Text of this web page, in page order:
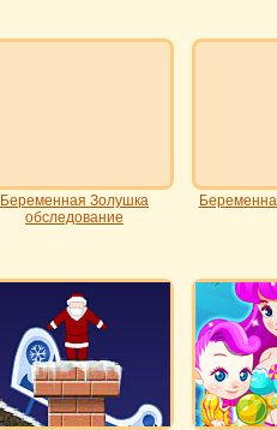
Беременная Золушка
обследование